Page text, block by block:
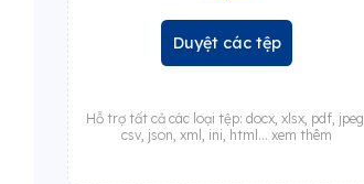
Duyệt các tệp
Hỗ trợ tất cả các loại tệp: docx, xlsx, pdf, jpeg,
csv, json, xml, ini, html... xem thêm